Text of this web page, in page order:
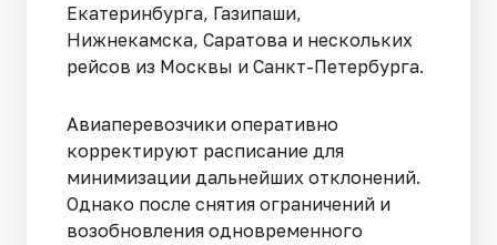
Екатеринбурга, Газипаши,
Нижнекамска, Саратова и нескольких
рейсов из Москвы и Санкт-Петербурга.
Авиаперевозчики оперативно
корректируют расписание для
минимизации дальнейших отклонений.
Однако после снятия ограничений и
возобновления одновременного